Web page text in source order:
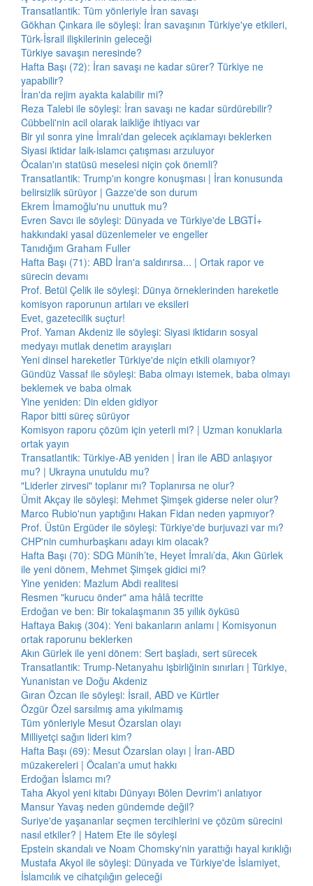
Transatlantik: Tüm yönleriyle İran savaşı
Gökhan Çınkara ile söyleşi: İran savaşının Türkiye'ye etkileri,
Türk-İsrail ilişkilerinin geleceği
Türkiye savaşın neresinde?
Hafta Başı (72): İran savaşı ne kadar sürer? Türkiye ne
yapabilir?
İran'da rejim ayakta kalabilir mi?
Reza Talebi ile söyleşi: İran savaşı ne kadar sürdürebilir?
Cübbeli'nin acil olarak laikliğe ihtiyacı var
Bir yıl sonra yine İmralı'dan gelecek açıklamayı beklerken
Siyasi iktidar laik-islamcı çatışması arzuluyor
Öcalan'ın statüsü meselesi niçin çok önemli?
Transatlantik: Trump'ın kongre konuşması | İran konusunda
belirsizlik sürüyor | Gazze'de son durum
Ekrem İmamoğlu'nu unuttuk mu?
Evren Savcı ile söyleşi: Dünyada ve Türkiye'de LBGTİ+
hakkındaki yasal düzenlemeler ve engeller
Tanıdığım Graham Fuller
Hafta Başı (71): ABD İran'a saldırırsa... | Ortak rapor ve
sürecin devamı
Prof. Betül Çelik ile söyleşi: Dünya örneklerinden hareketle
komisyon raporunun artıları ve eksileri
Evet, gazetecilik suçtur!
Prof. Yaman Akdeniz ile söyleşi: Siyasi iktidarın sosyal
medyayı mutlak denetim arayışları
Yeni dinsel hareketler Türkiye'de niçin etkili olamıyor?
Gündüz Vassaf ile söyleşi: Baba olmayı istemek, baba olmayı
beklemek ve baba olmak
Yine yeniden: Din elden gidiyor
Rapor bitti süreç sürüyor
Komisyon raporu çözüm için yeterli mi? | Uzman konuklarla
ortak yayın
Transatlantik: Türkiye-AB yeniden | İran ile ABD anlaşıyor
mu? | Ukrayna unutuldu mu?
"Liderler zirvesi" toplanır mı? Toplanırsa ne olur?
Ümit Akçay ile söyleşi: Mehmet Şimşek giderse neler olur?
Marco Rubio'nun yaptığını Hakan Fidan neden yapmıyor?
Prof. Üstün Ergüder ile söyleşi: Türkiye'de burjuvazi var mı?
CHP'nin cumhurbaşkanı adayı kim olacak?
Hafta Başı (70): SDG Münih’te, Heyet İmralı’da, Akın Gürlek
ile yeni dönem, Mehmet Şimşek gidici mi?
Yine yeniden: Mazlum Abdi realitesi
Resmen "kurucu önder" ama hâlâ tecritte
Erdoğan ve ben: Bir tokalaşmanın 35 yıllık öyküsü
Haftaya Bakış (304): Yeni bakanların anlamı | Komisyonun
ortak raporunu beklerken
Akın Gürlek ile yeni dönem: Sert başladı, sert sürecek
Transatlantik: Trump-Netanyahu işbirliğinin sınırları | Türkiye,
Yunanistan ve Doğu Akdeniz
Gıran Özcan ile söyleşi: İsrail, ABD ve Kürtler
Özgür Özel sarsılmış ama yıkılmamış
Tüm yönleriyle Mesut Özarslan olayı
Milliyetçi sağın lideri kim?
Hafta Başı (69): Mesut Özarslan olayı | İran-ABD
müzakereleri | Öcalan'a umut hakkı
Erdoğan İslamcı mı?
Taha Akyol yeni kitabı Dünyayı Bölen Devrim'i anlatıyor
Mansur Yavaş neden gündemde değil?
Suriye'de yaşananlar seçmen tercihlerini ve çözüm sürecini
nasıl etkiler? | Hatem Ete ile söyleşi
Epstein skandalı ve Noam Chomsky'nin yarattığı hayal kırıklığı
Mustafa Akyol ile söyleşi: Dünyada ve Türkiye'de İslamiyet,
İslamcılık ve cihatçılığın geleceği